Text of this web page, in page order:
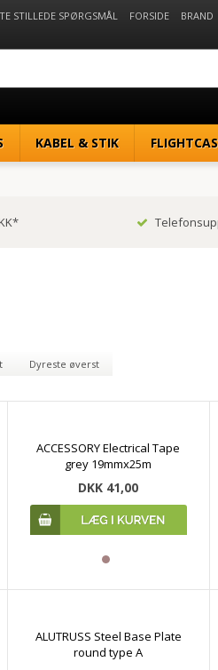
STILLEDE SPØRGSMÅL FORSIDE BRAND
KABEL & STIK
Dyreste øverst
ACCESSORY Electrical Tape
grey 19mmx25m
DKK 41,00
ALUTRUSS Steel Base Plate
round type A